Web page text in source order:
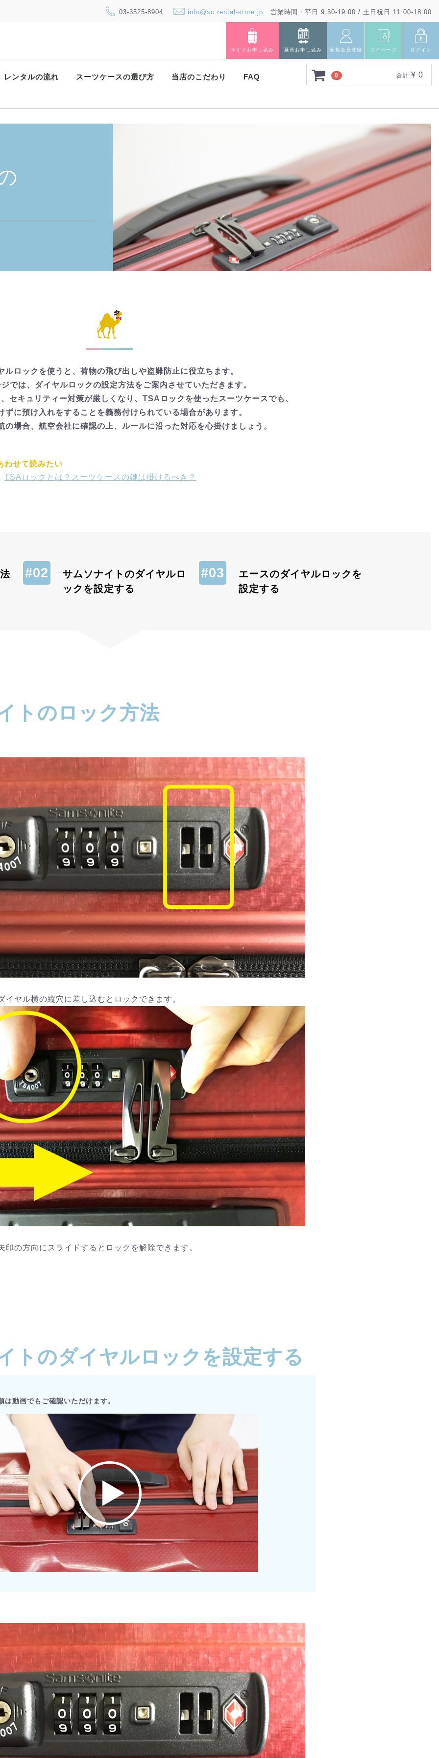
03-3525-8904 info@sc.rental-store.jp 営業時間：平日 9:30-19:00 / 土日祝日 11:00-18:00
今すぐお申し込み 延長お申し込み 新規会員登録 マイページ ログイン
レンタルの流れ スーツケースの選び方 当店のこだわり FAQ 0 合計 ¥ 0
ルロックを使うと、荷物の飛び出しや盗難防止に役立ちます。
では、ダイヤルロックの設定方法をご案内させていただきます。
セキュリティー対策が厳しくなり、TSAロックを使ったスーツケースでも、
ずに預け入れをすることを義務付けられている場合があります。
の場合、航空会社に確認の上、ルールに沿った対応を心掛けましょう。
わせて読みたい
TSAロックとは？スーツケースの鍵は掛けるべき？
サムソナイトのダイヤルロ
ックを設定する
エースのダイヤルロックを
設定する
トのロック方法
イヤル横の縦穴に差し込むとロックできます。
印の方向にスライドするとロックを解除できます。
トのダイヤルロックを設定する
は動画でもご確認いただけます。